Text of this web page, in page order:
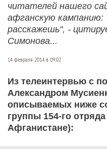
читателей нашего
афганскую кампанию:
расскажешь", -
Симонова...
14 февраля 2014 в 09:02
Из телеинтервью с
Александром
описываемых ниже
группы 154-го
Афганистане):